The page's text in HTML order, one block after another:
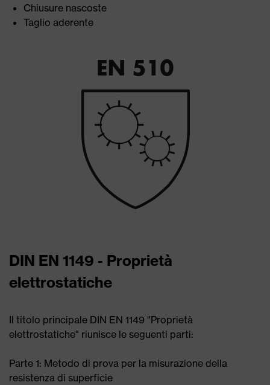
Chiusure nascoste
Taglio aderente
DIN EN 1149 - Proprietà
elettrostatiche
Il titolo principale DIN EN 1149 "Proprietà
elettrostatiche" riunisce le seguenti parti:
Parte 1: Metodo di prova per la misurazione della
resistenza di superficie